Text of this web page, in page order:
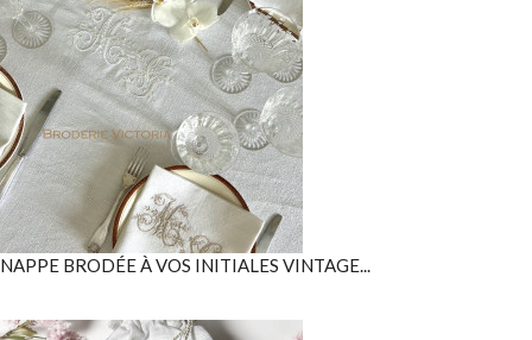
NAPPE BRODÉE À VOS INITIALES VINTAGE...